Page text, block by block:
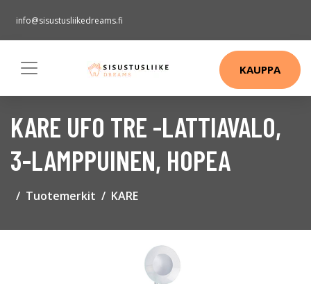
info@sisustusliikedreams.fi
KAUPPA
KARE UFO TRE -LATTIAVALO,
3-LAMPPUINEN, HOPEA
Tuotemerkit KARE